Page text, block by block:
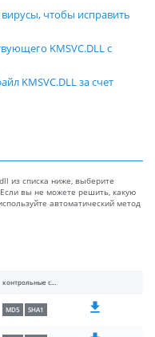
чтобы исправить
KMSVC.DLL с
KMSVC.DLL за счет
из списка ниже, выберите
вы не можете решить, какую
автоматический метод
контрольные суммы
MD5 SHA1